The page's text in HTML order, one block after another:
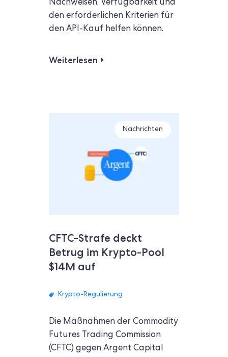
Nachweisen, Verfügbarkeit und
den erforderlichen Kriterien für
den API-Kauf helfen können.
Weiterlesen
Nachrichten
CFTC-Strafe deckt
Betrug im Krypto-Pool
$14M auf
Krypto-Regulierung
Die Maßnahmen der Commodity
Futures Trading Commission
(CFTC) gegen Argent Capital